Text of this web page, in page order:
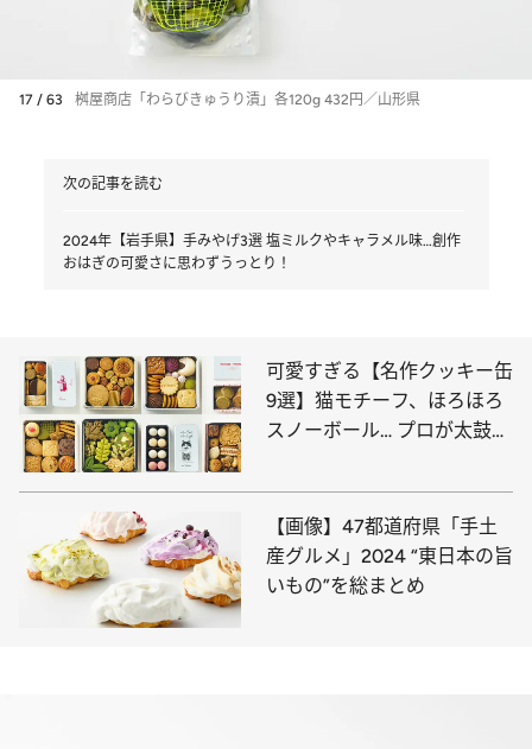
17 / 63 桝屋商店「わらびきゅうり漬」各120g 432円／山形県
次の記事を読む
2024年【岩手県】手みやげ3選 塩ミルクやキャラメル味…創作
おはぎの可愛さに思わずうっとり！
可愛すぎる【名作クッキー缶
9選】猫モチーフ、ほろほろ
スノーボール… プロが太鼓判
【画像】47都道府県「手土
産グルメ」2024 “東日本の旨
いもの”を総まとめ